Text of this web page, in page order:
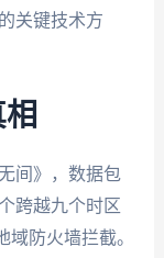
关键技术方
间》，数据包
跨越九个时区
防火墙拦截。